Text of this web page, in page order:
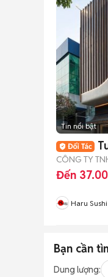
Tin nổi bật
CÔNG TY
Đến
Haru Sushi
Bạn cần
Dung lượng: